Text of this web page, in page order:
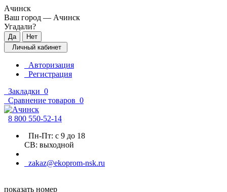
Ачинск
Ваш город — Ачинск
Угадали?
Личный кабинет
Авторизация
Регистрация
Закладки 0
Сравнение товаров 0
8 800 550-52-14
Пн-Пт: с 9 до 18
СВ: выходной
zakaz@ekoprom-nsk.ru
показать номер